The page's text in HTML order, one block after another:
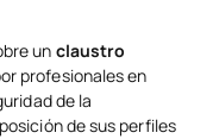
un claustro
profesionales en
de la
de sus perfiles